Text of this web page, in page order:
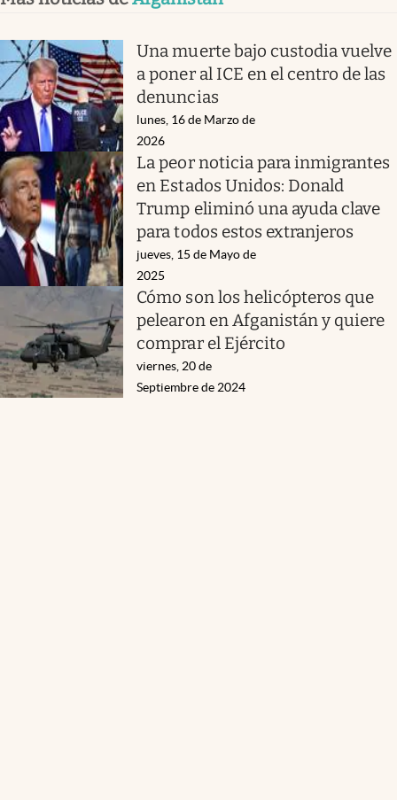
Una muerte bajo custodia vuelve
a poner al ICE en el centro de las
denuncias
lunes, 16 de Marzo de
2026
La peor noticia para inmigrantes
en Estados Unidos: Donald
Trump eliminó una ayuda clave
para todos estos extranjeros
jueves, 15 de Mayo de
2025
Cómo son los helicópteros que
pelearon en Afganistán y quiere
comprar el Ejército
viernes, 20 de
Septiembre de 2024